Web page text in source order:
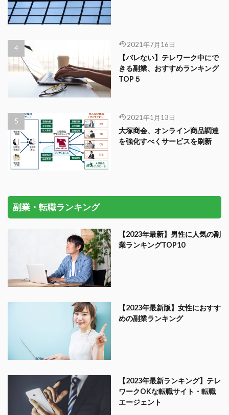
2021年7月16日
【バレない】テレワーク中にで
きる副業、おすすめランキング
TOP５
2021年1月13日
大塚商会、オンライン商品調達
を強化すべくサービスを刷新
副業・転職ランキング
【2023年最新】男性に人気の副
業ランキングTOP10
【2023年最新版】女性におすす
めの副業ランキング
【2023年最新ランキング】テレ
ワークOKな転職サイト・転職
エージェント